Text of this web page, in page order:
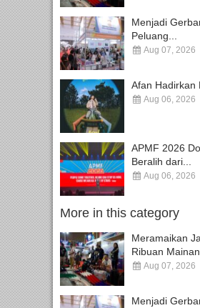
Menjadi
Peluang...
Aug 07, 2026
Afan Hadirkan
Aug 06, 2026
APMF 2026
Beralih dari...
Aug 06, 2026
More in this category
Meramaikan
Ribuan
Aug 07, 2026
Menjadi